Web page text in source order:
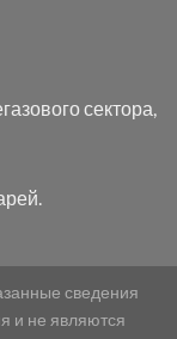
сектора,
сведения
и не являются